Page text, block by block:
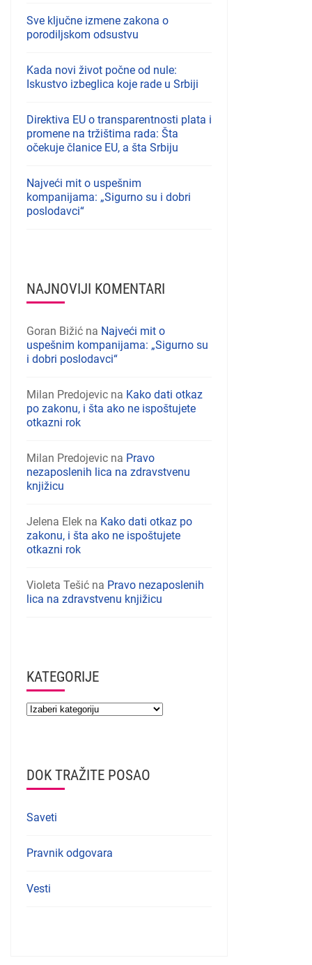
Sve ključne izmene zakona o
porodiljskom odsustvu
Kada novi život počne od nule:
Iskustvo izbeglica koje rade u Srbiji
Direktiva EU o transparentnosti plata i
promene na tržištima rada: Šta
očekuje članice EU, a šta Srbiju
Najveći mit o uspešnim
kompanijama: „Sigurno su i dobri
poslodavci“
NAJNOVIJI KOMENTARI
Goran Bižić na Najveći mit o
uspešnim kompanijama: „Sigurno su
i dobri poslodavci“
Milan Predojevic na Kako dati otkaz
po zakonu, i šta ako ne ispoštujete
otkazni rok
Milan Predojevic na Pravo
nezaposlenih lica na zdravstvenu
knjižicu
Jelena Elek na Kako dati otkaz po
zakonu, i šta ako ne ispoštujete
otkazni rok
Violeta Tešić na Pravo nezaposlenih
lica na zdravstvenu knjižicu
KATEGORIJE
DOK TRAŽITE POSAO
Saveti
Pravnik odgovara
Vesti